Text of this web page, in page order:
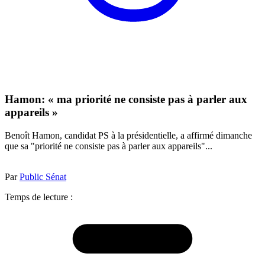
Hamon: « ma priorité ne consiste pas à parler aux
appareils »
Benoît Hamon, candidat PS à la présidentielle, a affirmé dimanche
que sa "priorité ne consiste pas à parler aux appareils"...
ParPublic Sénat
Temps de lecture :